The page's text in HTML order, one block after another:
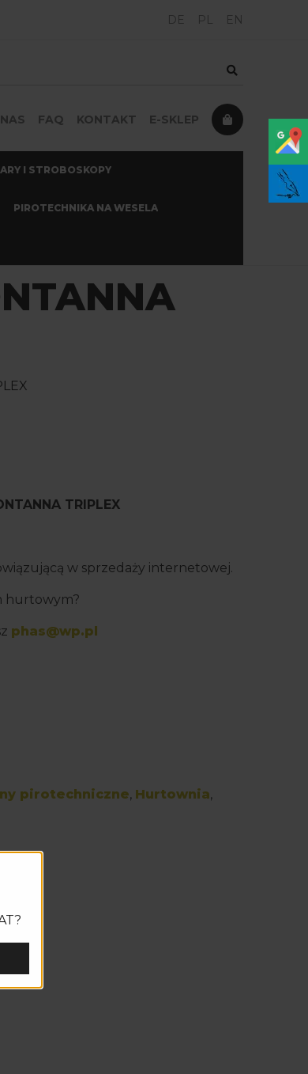
DE PL EN
FAQ KONTAKT E-SKLEP
I STROBOSKOPY
PIROTECHNIKA NA WESELA
TRIPLEX
w sprzedaży internetowej.
hurtowym?
phas@wp.pl
pirotechniczne, Hurtownia,